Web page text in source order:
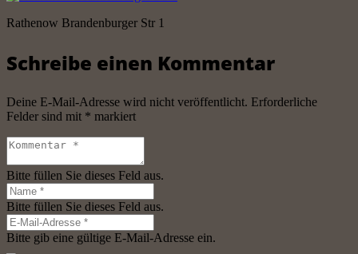
Rathenow Brandenburger Str 1
Schreibe einen Kommentar
Deine E-Mail-Adresse wird nicht veröffentlicht. Erforderliche
Felder sind mit * markiert
Bitte füllen Sie dieses Feld aus.
Bitte füllen Sie dieses Feld aus.
Bitte gib eine gültige E-Mail-Adresse ein.